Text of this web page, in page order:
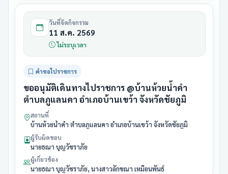
วันที่จัดกิจกรรม
11 ส.ค. 2569
ไม่ระบุเวลา
คำขอไปราชการ
ขออนุมัติเดินทางไปราชการ @บ้านห้วยน้ำคำ
ตำบลภูแลนคา อำเภอบ้านเขว้า จังหวัดชัยภูมิ
สถานที่
บ้านห้วยน้ำคำ ตำบลภูแลนคา อำเภอบ้านเขว้า จังหวัดชัยภูมิ
ผู้รับผิดชอบ
นายธณา บุญวัชราภัย
ผู้เกี่ยวข้อง
นายธณา บุญวัชราภัย, นางสาวลักขณา เหมือนพันธ์